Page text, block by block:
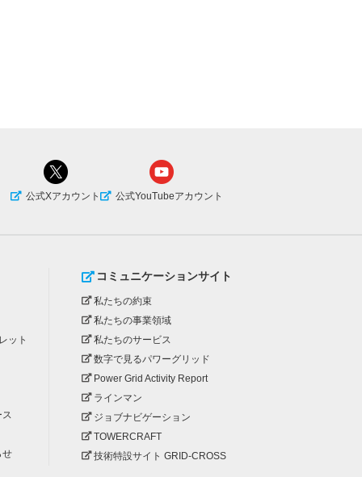
公式Xアカウント 公式YouTubeアカウント
ット
ス
せ
コミュニケーションサイト
私たちの約束
私たちの事業領域
私たちのサービス
数字で見るパワーグリッド
Power Grid Activity Report
ラインマン
ジョブナビゲーション
TOWERCRAFT
技術特設サイト GRID-CROSS